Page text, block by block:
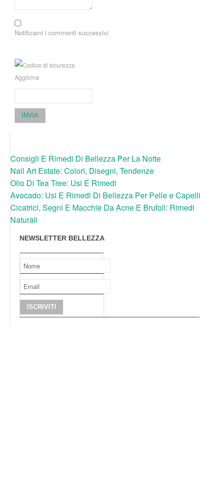
Notificami i commenti successivi
Aggiorna
INVIA
Consigli E Rimedi Di Bellezza Per La Notte
Nail Art Estate: Colori, Disegni, Tendenze
Olio Di Tea Tree: Usi E Rimedi
Avocado: Usi E Rimedi Di Bellezza Per Pelle e Capelli
Cicatrici, Segni E Macchie Da Acne E Brufoli: Rimedi
Naturali
NEWSLETTER BELLEZZA